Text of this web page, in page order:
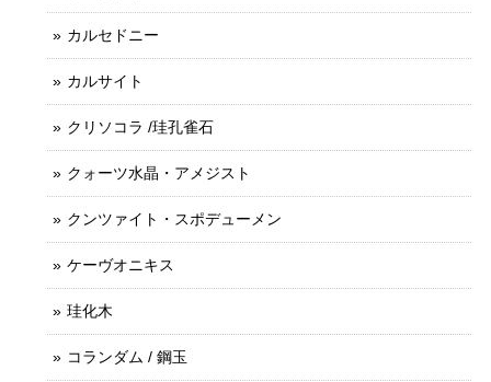
カルセドニー
カルサイト
クリソコラ /珪孔雀石
クォーツ水晶・アメジスト
クンツァイト・スポデューメン
ケーヴオニキス
珪化木
コランダム / 鋼玉